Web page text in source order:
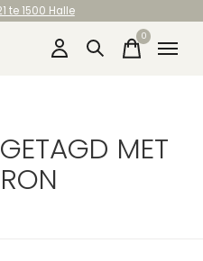
te 1500 Halle
0items
MET